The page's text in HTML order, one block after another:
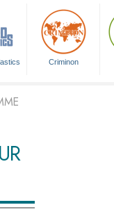
Criminon